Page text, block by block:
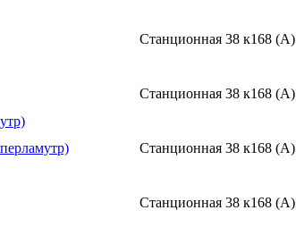
Станционная 38 к168 (A)
Станционная 38 к168 (A)
Станционная 38 к168 (A)
Станционная 38 к168 (A)